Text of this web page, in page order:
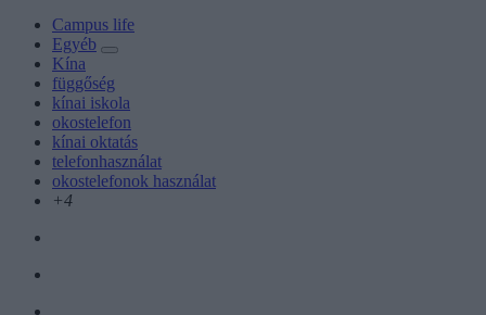
Campus life
Egyéb
Kína
függőség
kínai iskola
okostelefon
kínai oktatás
telefonhasználat
okostelefonok használat
+4